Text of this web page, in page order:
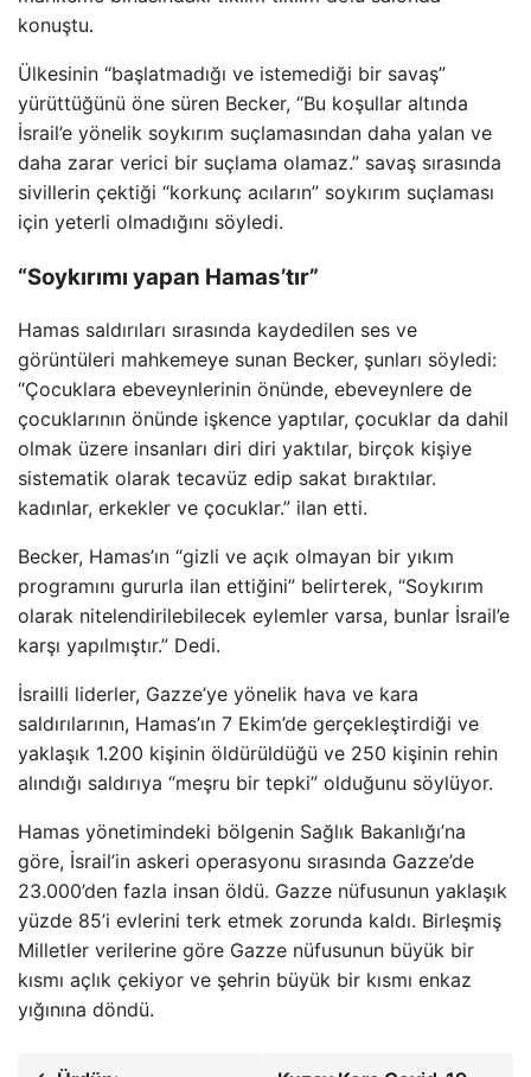
konuştu.
Ülkesinin “başlatmadığı ve istemediği bir savaş”
yürüttüğünü öne süren Becker, “Bu koşullar altında
İsrail’e yönelik soykırım suçlamasından daha yalan ve
daha zarar verici bir suçlama olamaz.” savaş sırasında
sivillerin çektiği “korkunç acıların” soykırım suçlaması
için yeterli olmadığını söyledi.
“Soykırımı yapan Hamas’tır”
Hamas saldırıları sırasında kaydedilen ses ve
görüntüleri mahkemeye sunan Becker, şunları söyledi:
“Çocuklara ebeveynlerinin önünde, ebeveynlere de
çocuklarının önünde işkence yaptılar, çocuklar da dahil
olmak üzere insanları diri diri yaktılar, birçok kişiye
sistematik olarak tecavüz edip sakat bıraktılar.
kadınlar, erkekler ve çocuklar.” ilan etti.
Becker, Hamas’ın “gizli ve açık olmayan bir yıkım
programını gururla ilan ettiğini” belirterek, “Soykırım
olarak nitelendirilebilecek eylemler varsa, bunlar İsrail’e
karşı yapılmıştır.” Dedi.
İsrailli liderler, Gazze’ye yönelik hava ve kara
saldırılarının, Hamas’ın 7 Ekim’de gerçekleştirdiği ve
yaklaşık 1.200 kişinin öldürüldüğü ve 250 kişinin rehin
alındığı saldırıya “meşru bir tepki” olduğunu söylüyor.
Hamas yönetimindeki bölgenin Sağlık Bakanlığı’na
göre, İsrail’in askeri operasyonu sırasında Gazze’de
23.000’den fazla insan öldü. Gazze nüfusunun yaklaşık
yüzde 85’i evlerini terk etmek zorunda kaldı. Birleşmiş
Milletler verilerine göre Gazze nüfusunun büyük bir
kısmı açlık çekiyor ve şehrin büyük bir kısmı enkaz
yığınına döndü.